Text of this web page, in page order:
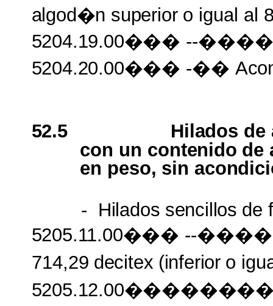
algod�n superior o igual al
5204.19.00��� --
5204.20.00��� -��
52.5 Hilados de
con un contenido de
en peso, sin
- Hilados sencillos de
5205.11.00��� --
714,29 decitex (inferior o